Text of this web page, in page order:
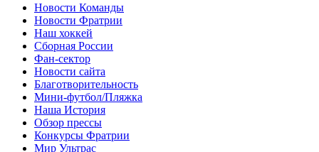
Новости Команды
Новости Фратрии
Наш хоккей
Сборная России
Фан-cектор
Новости сайта
Благотворительность
Мини-футбол/Пляжка
Наша История
Обзор прессы
Конкурсы Фратрии
Мир Ультрас